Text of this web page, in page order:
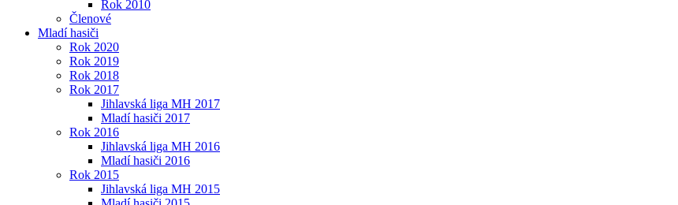
Rok 2010
Členové
Mladí hasiči
Rok 2020
Rok 2019
Rok 2018
Rok 2017
Jihlavská liga MH 2017
Mladí hasiči 2017
Rok 2016
Jihlavská liga MH 2016
Mladí hasiči 2016
Rok 2015
Jihlavská liga MH 2015